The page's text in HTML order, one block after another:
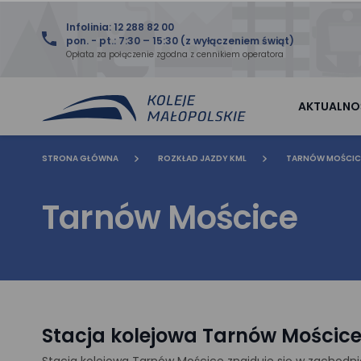
Infolinia: 12 288 82 00
pon. - pt.: 7:30 – 15:30 (z wyłączeniem świąt)
Opłata za połączenie zgodna z cennikiem operatora
STRONA GŁÓWNA ROZKŁAD JAZDY KML TARNÓW
Tarnów Mościce
Stacja kolejowa Tarnów Mościce